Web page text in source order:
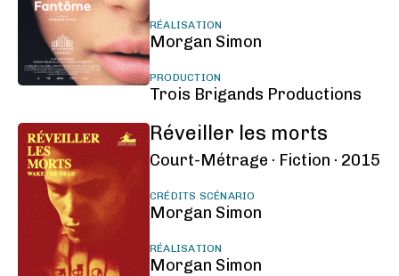
RÉALISATION
Morgan Simon
PRODUCTION
Trois Brigands Productions
Réveiller les morts
Court-Métrage · Fiction · 2015
CRÉDITS SCÉNARIO
Morgan Simon
RÉALISATION
Morgan Simon